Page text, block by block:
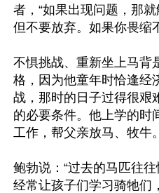
者，“如果出现问题，那
但不要放弃。如果你畏缩
不惧挑战、重新坐上马背
格，因为他童年时恰逢经
战，那时的日子过得很艰
的必要条件。他上学的时
工作，帮父亲放马、牧牛。
鲍勃说：“过去的马匹往
经常让孩子们学习骑牠们